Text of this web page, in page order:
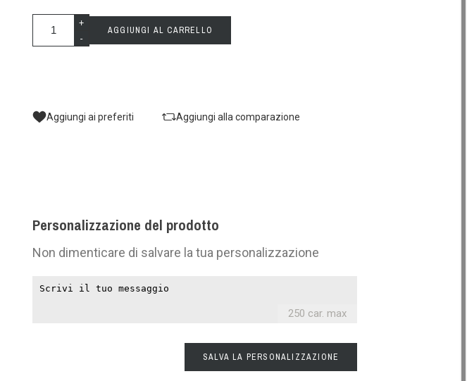
+
-
AGGIUNGI AL CARRELLO
Aggiungi ai preferiti Aggiungi alla comparazione
Personalizzazione del prodotto
Non dimenticare di salvare la tua personalizzazione
250 car. max
SALVA LA PERSONALIZZAZIONE